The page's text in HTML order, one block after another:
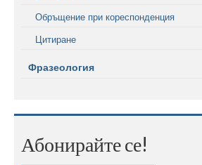
Обръщение при кореспонденция
Цитиране
Фразеология
Абонирайте се!